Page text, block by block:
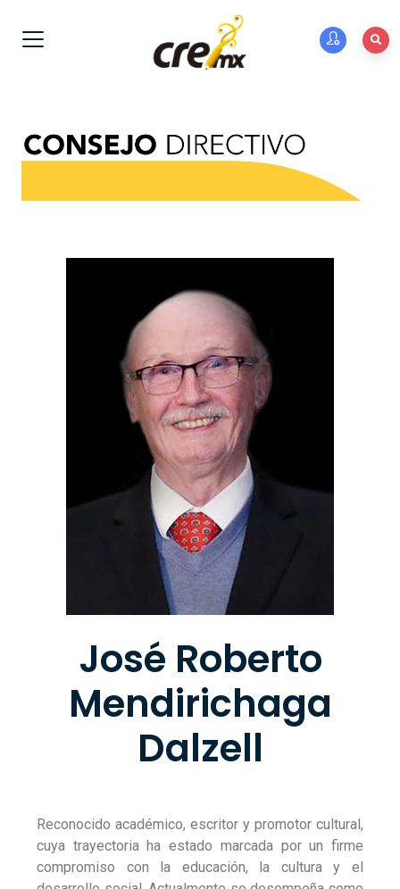
José Roberto
Mendirichaga
Dalzell
Reconocido académico, escritor y promotor cultural,
cuya trayectoria ha estado marcada por un firme
compromiso con la educación, la cultura y el